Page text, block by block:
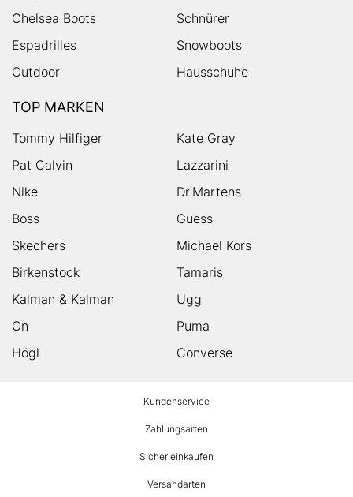
Chelsea Boots
Schnürer
Espadrilles
Snowboots
Outdoor
Hausschuhe
TOP MARKEN
Tommy Hilfiger
Kate Gray
Pat Calvin
Lazzarini
Nike
Dr.Martens
Boss
Guess
Skechers
Michael Kors
Birkenstock
Tamaris
Kalman & Kalman
Ugg
On
Puma
Högl
Converse
Kundenservice
Zahlungsarten
Sicher einkaufen
Versandarten